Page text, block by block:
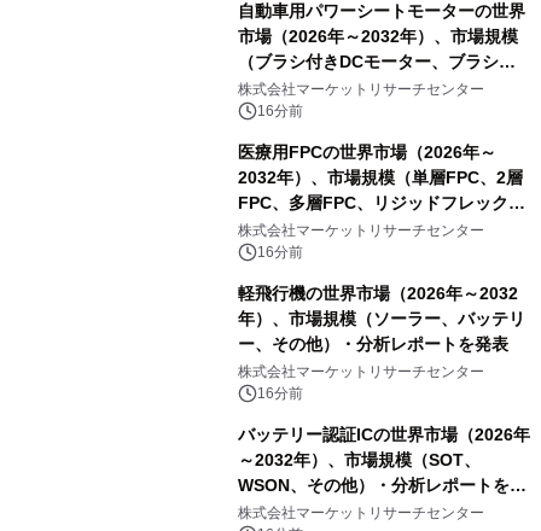
自動車用パワーシートモーターの世界
市場（2026年～2032年）、市場規模
（ブラシ付きDCモーター、ブラシレ
スDCモーター）・分析レポートを発
表
株式会社マーケットリサーチセンター
16分前
医療用FPCの世界市場（2026年～
2032年）、市場規模（単層FPC、2層
FPC、多層FPC、リジッドフレックス
PCB）・分析レポートを発表
株式会社マーケットリサーチセンター
16分前
軽飛行機の世界市場（2026年～2032
年）、市場規模（ソーラー、バッテリ
ー、その他）・分析レポートを発表
株式会社マーケットリサーチセンター
16分前
バッテリー認証ICの世界市場（2026年
～2032年）、市場規模（SOT、
WSON、その他）・分析レポートを発
表
株式会社マーケットリサーチセンター